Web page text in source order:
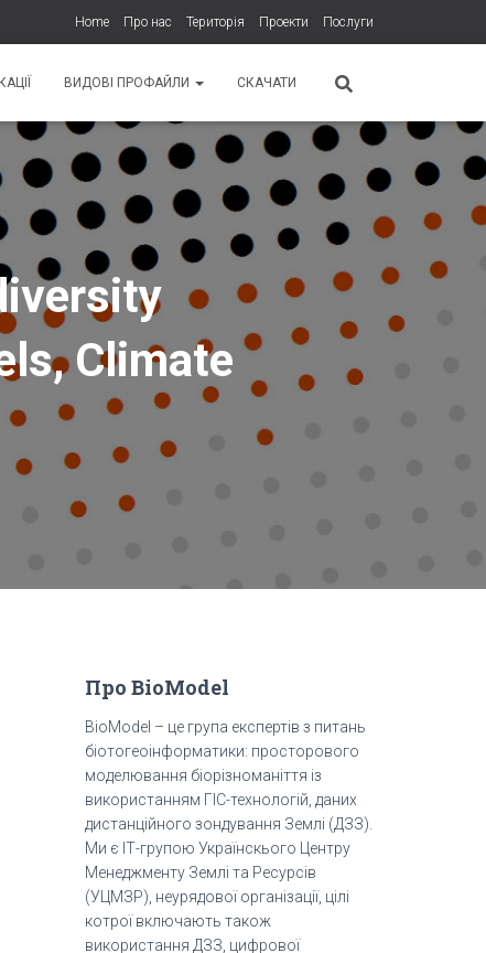
Home Про нас Територія Проекти Послуги
ВИДОВІ ПРОФАЙЛИ СКАЧАТИ
Climate
Про BioModel
BioModel – це група експертів з питань
біотогеоінформатики: просторового
моделювання біорізноманіття із
використанням ГІС-технологій, даних
дистанційного зондування Землі (ДЗЗ).
Ми є ІТ-групою Українскього Центру
Менеджменту Землі та Ресурсів
(УЦМЗР), неурядової організації, цілі
котрої включають також
використання ДЗЗ, цифрової